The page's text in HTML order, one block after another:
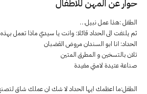
حوار عن المهن للاطفال
الطفل :هذا عمل نبيل…
ثم يلتفت الى الحداد قائلا: وانت يا سيدي ماذا تعمل
الحداد: انا ابو السندان مروض القضبان
تلان بالتسخين و المطرق المتين
صناعة عتيدة لامتي مفيدة
الطفل:ما اعظمك ايها الحداد لا شك ان عملك شاق